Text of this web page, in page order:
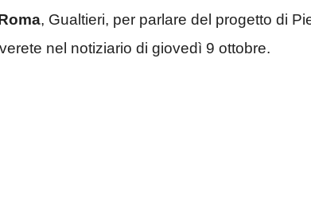
, Gualtieri, per parlare del progetto di
nel notiziario di giovedì 9 ottobre.